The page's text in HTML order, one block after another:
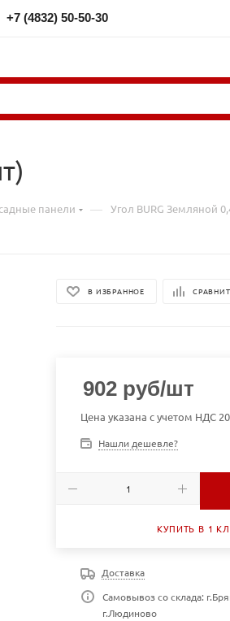
+7 (4832) 50-50-30
панели — Угол BURG Земляной
В ИЗБРАННОЕ
902 руб/шт
Цена указана с учетом НДС
Нашли дешевле?
КУПИТЬ В 1
Доставка
Самовывоз со склада:
г.Людиново